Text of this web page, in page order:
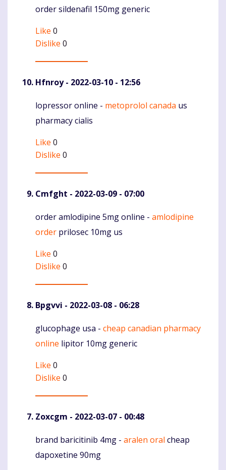
order sildenafil 150mg generic
Like 0
Dislike 0
Hfnroy- 2022-03-10 - 12:56
Komentaras
lopressor online - metoprolol canada us
pharmacy cialis
Like 0
Dislike 0
Cmfght - 2022-03-09 - 07:00
Komentaras
order amlodipine 5mg online - amlodipine
order prilosec 10mg us
Like 0
Dislike 0
Bpgvvi - 2022-03-08 - 06:28
Komentaras
glucophage usa - cheap canadian pharmacy
online lipitor 10mg generic
Like 0
Dislike 0
Zoxcgm - 2022-03-07 - 00:48
Komentaras
brand baricitinib 4mg - aralen oral cheap
dapoxetine 90mg